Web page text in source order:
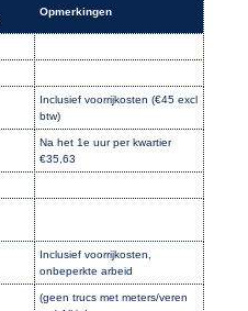
Opmerkingen
Inclusief voorrijkosten (€45 excl
btw)
Na het 1e uur per kwartier
€35,63
Inclusief voorrijkosten,
onbeperkte arbeid
(geen trucs met meters/veren